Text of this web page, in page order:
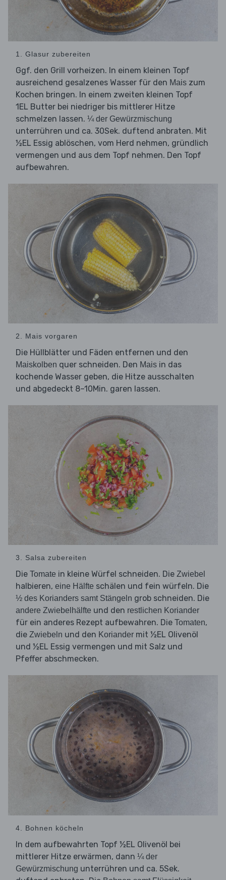
1. Glasur zubereiten
Ggf. den Grill vorheizen. In einem kleinen Topf
ausreichend gesalzenes Wasser für den Mais zum
Kochen bringen. In einem zweiten kleinen Topf
1EL Butter bei niedriger bis mittlerer Hitze
schmelzen lassen. ¼ der Gewürzmischung
unterrühren und ca. 30Sek. duftend anbraten. Mit
½EL Essig ablöschen, vom Herd nehmen, gründlich
vermengen und aus dem Topf nehmen. Den Topf
aufbewahren.
2. Mais vorgaren
Die Hüllblätter und Fäden entfernen und den
Maiskolben quer schneiden. Den Mais in das
kochende Wasser geben, die Hitze ausschalten
und abgedeckt 8–10Min. garen lassen.
3. Salsa zubereiten
Die Tomate in kleine Würfel schneiden. Die Zwiebel
halbieren, eine Hälfte schälen und fein würfeln. Die
½ des Korianders samt Stängeln grob schneiden. Die
andere Zwiebelhälfte und den restlichen Koriander
für ein anderes Rezept aufbewahren. Die Tomaten,
die Zwiebeln und den Koriander mit ½EL Olivenöl
und ½EL Essig vermengen und mit Salz und
Pfeffer abschmecken.
4. Bohnen köcheln
In dem aufbewahrten Topf ½EL Olivenöl bei
mittlerer Hitze erwärmen, dann ¼ der
Gewürzmischung unterrühren und ca. 5Sek.